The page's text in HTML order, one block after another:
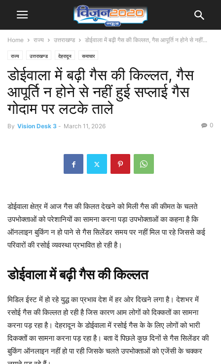
Home राज्य उत्तराखण्ड डोईवाला में बढ़ी गैस की किल्लत, गैस आपूर्ति न होने से नहीं...
राज्य उत्तराखण्ड देहरादून समाचार
डोईवाला में बढ़ी गैस की किल्लत, गैस
आपूर्ति न होने से नहीं हुई सप्लाई गैस
गोदाम पर लटके ताले
By Vision Desk 3 - March 11, 2026 0
डोईवाला क्षेत्र में आज गैस की किलत देखने को मिली गैस की कीमत के चलते
उपभोक्ताओं को परेशानियों का सामना करना पड़ा उपभोक्ताओं का कहना है कि
ऑनलाइन बुकिंग न हो पाने से गैस सिलेंडर समय पर नहीं मिल पा रहे जिससे कई
परिवारों की रसोई व्यवस्था प्रभावित हो रही है।
डोईवाला में बढ़ी गैस की किल्लत
मिडिल ईस्ट में हो रहे युद्ध का प्रभाव देश में हर ओर दिखने लगा है। देशभर में
रसोई गैस की किल्लत हो रही है जिस कारण आम लोगों को दिक्कतों का सामना
करना पड़ रहा है। देहरादून के डोईवाला में रसोई गैस के के लिए लोगों को भारी
दिकक्तों का सामना करना पड़ रहा है। बता दें पिछले कुछ दिनों से गैस सिलेंडर की
बुकिंग ऑनलाइन नहीं हो पा रही जिसके चलते उपभोक्ताओं को एजेंसी के चक्कर